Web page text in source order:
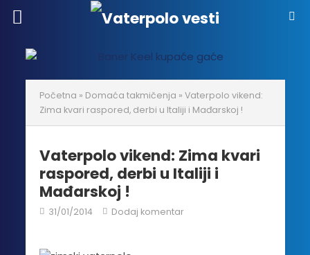
Početna » Domaća takmičenja » Vaterpolo vikend:
Zima kvari raspored, derbi u Italiji i Mađarskoj !
Vaterpolo vikend: Zima kvari
raspored, derbi u Italiji i
Mađarskoj !
31/01/2014 Dodaj komentar